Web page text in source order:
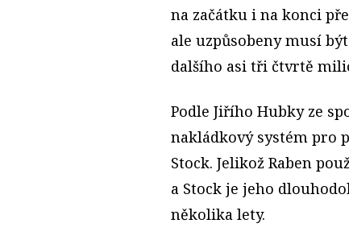
na začátku i na konci
ale uzpůsobeny musí
dalšího asi tři čtvrtě
Podle Jiřího Hubky ze
nakládkový systém pro
Stock. Jelikož Raben
a Stock je jeho
několika lety.